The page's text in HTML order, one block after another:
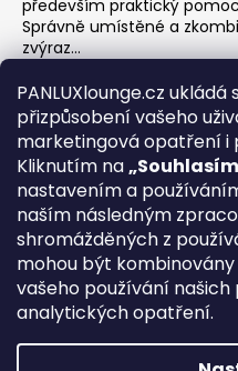
PANLUXlounge.cz
přizpůsobení vašeho
marketingová opatření i
Kliknutím na
nastavením a
naším následným
shromážděných z
mohou být kombinovány
vašeho používání
analytických opatření.
především praktický
Správně umístěné a
zvýraz...
Jak na zónové
3.2.2026
Obývací pokoj je srdcem
sledování televize, hraní
klidné chvíle s knihou.
O nás Kontakty